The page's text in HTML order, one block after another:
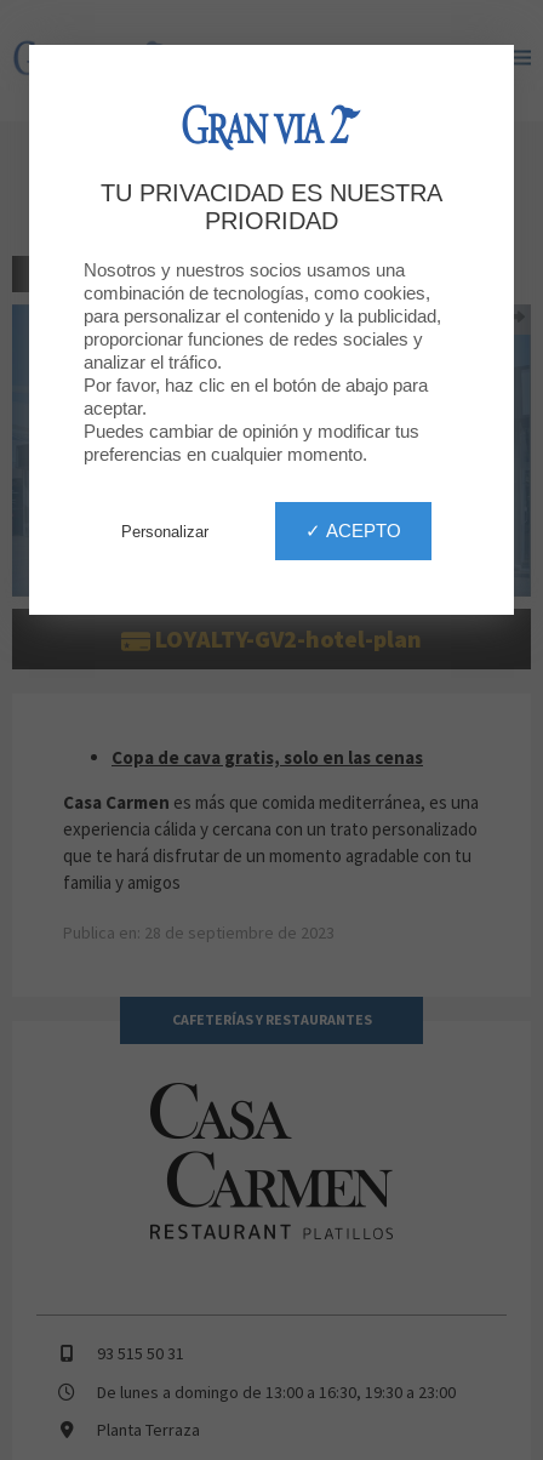
Gran Via 2
cenas
VOLVER AL LISTADO
LOYALTY-GV2-hotel-plan
COPA DE CAVA GRATIS, SOLO EN LAS CENAS
Copa de cava gratis, solo en las cenas
Casa Carmen es más que comida mediterránea, es una
experiencia cálida y cercana con un trato personalizado
que te hará disfrutar de un momento agradable con tu
familia y amigos
Publica en: 28 de septiembre de 2023
CAFETERÍAS Y RESTAURANTES
CASA CARMEN
93 515 50 31
De lunes a domingo de 13:00 a 16:30, 19:30 a 23:00
Planta Terraza
TU PRIVACIDAD ES NUESTRA
PRIORIDAD
Nosotros y nuestros socios usamos una
combinación de tecnologías, como cookies,
para personalizar el contenido y la publicidad,
proporcionar funciones de redes sociales y
analizar el tráfico.
Por favor, haz clic en el botón de abajo para
aceptar.
Puedes cambiar de opinión y modificar tus
preferencias en cualquier momento.
✓ ACEPTO
Personalizar